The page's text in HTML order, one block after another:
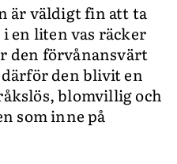
är väldigt fin att ta
en liten vas räcker
den förvånansvärt
den blivit en
blomvillig och
som inne på